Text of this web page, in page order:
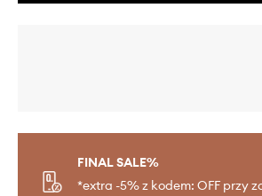
FINAL SALE%
*extra -5% z kodem: OFF przy